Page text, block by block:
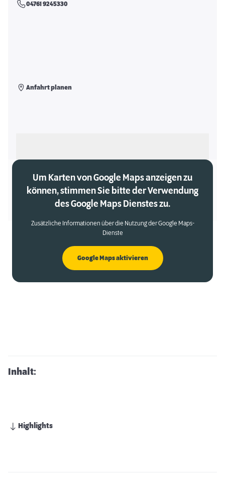
04761 9245330
Anfahrt planen
Um Karten von Google Maps anzeigen zu
können, stimmen Sie bitte der Verwendung
des Google Maps Dienstes zu.
Zusätzliche Informationen über die Nutzung der Google Maps-
Dienste
Google Maps aktivieren
Inhalt:
Highlights